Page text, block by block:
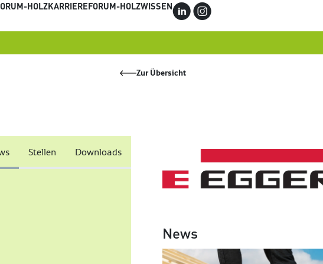
HOLZKARRIEREFORUM-HOLZWISSENCQ
Zur Übersicht
Stellen Downloads
News